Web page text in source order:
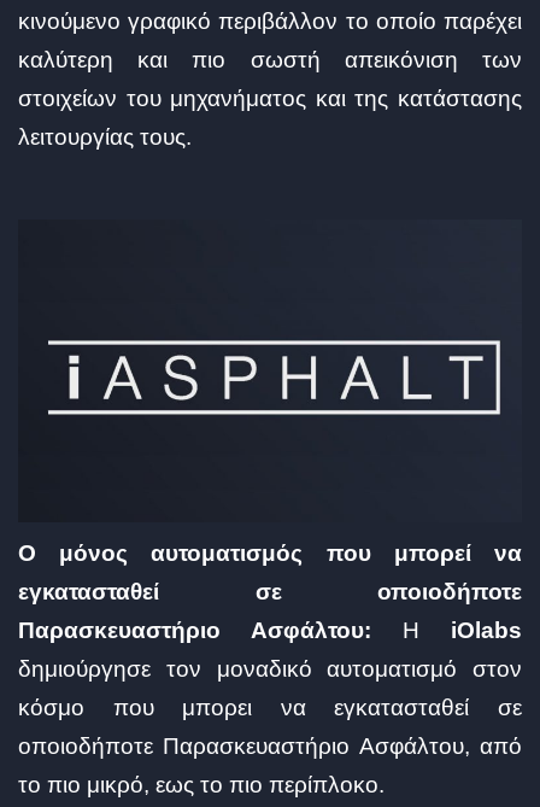
κινούμενο γραφικό περιβάλλον το οποίο παρέχει
καλύτερη και πιο σωστή απεικόνιση των
στοιχείων του μηχανήματος και της κατάστασης
λειτουργίας τους.
Ο μόνος αυτοματισμός που μπορεί να
εγκατασταθεί σε οποιοδήποτε
Παρασκευαστήριο Ασφάλτου: Η iOlabs
δημιούργησε τον μοναδικό αυτοματισμό στον
κόσμο που μπορει να εγκατασταθεί σε
οποιοδήποτε Παρασκευαστήριο Ασφάλτου, από
το πιο μικρό, εως το πιο περίπλοκο.